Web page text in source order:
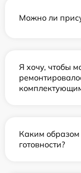
Можно ли
Я хочу, чтобы
Каким
готовности?